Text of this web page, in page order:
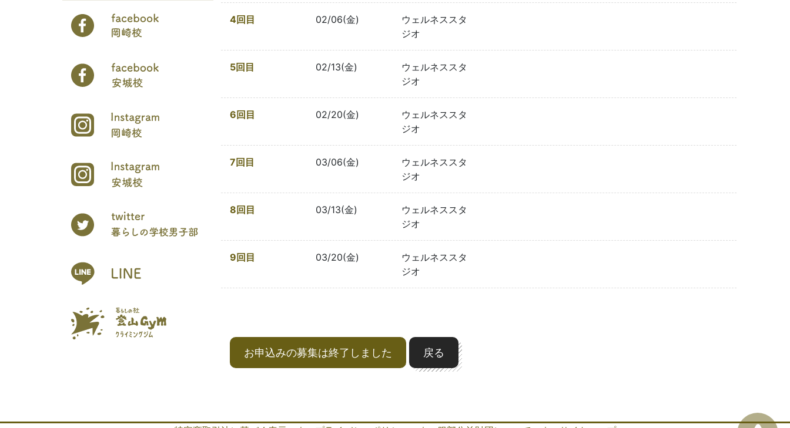
4回目 02/06(金)
ウェルネススタ
ジオ
5回目 02/13(金)
ウェルネススタ
ジオ
6回目 02/20(金)
ウェルネススタ
ジオ
7回目 03/06(金)
ウェルネススタ
ジオ
8回目 03/13(金)
ウェルネススタ
ジオ
9回目 03/20(金)
ウェルネススタ
ジオ
お申込みの募集は終了しました 戻る